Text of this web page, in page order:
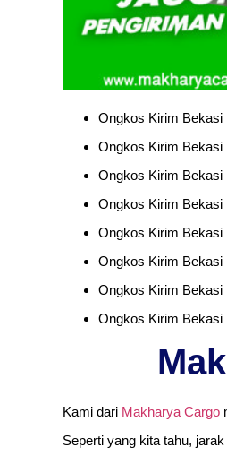
Ongkos Kirim Bekasi
Ongkos Kirim Bekasi
Ongkos Kirim Bekasi
Ongkos Kirim Bekasi
Ongkos Kirim Bekasi
Ongkos Kirim Bekasi
Ongkos Kirim Bekasi
Ongkos Kirim Bekasi
Kami dari Makharya Cargo
Seperti yang kita tahu,